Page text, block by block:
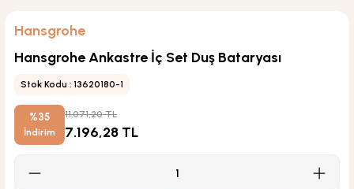
Hansgrohe
Hansgrohe Ankastre İç Set Duş Bataryası
Stok Kodu : 13620180-1
%35
İndirim
11.071,20 TL
7.196,28 TL